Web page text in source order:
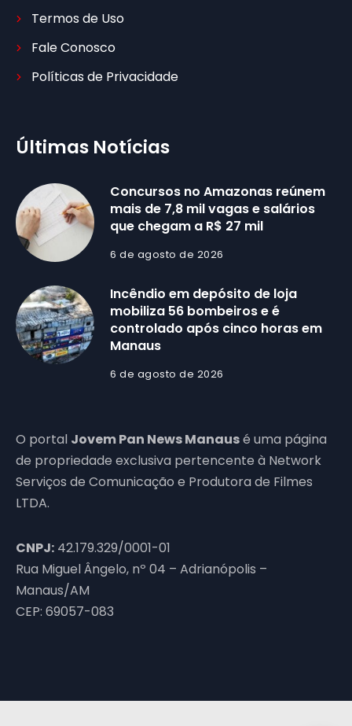
Termos de Uso
Fale Conosco
Políticas de Privacidade
Últimas Notícias
Concursos no Amazonas reúnem
mais de 7,8 mil vagas e salários
que chegam a R$ 27 mil
6 de agosto de 2026
Incêndio em depósito de loja
mobiliza 56 bombeiros e é
controlado após cinco horas em
Manaus
6 de agosto de 2026
O portal Jovem Pan News Manausé uma página
de propriedade exclusiva pertencente à Network
Serviços de Comunicação e Produtora de Filmes
LTDA.
CNPJ: 42.179.329/0001-01
Rua Miguel Ângelo, nº 04 – Adrianópolis –
Manaus/AM
CEP: 69057-083